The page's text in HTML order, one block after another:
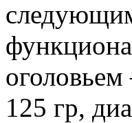
оголовьем
125 гр,